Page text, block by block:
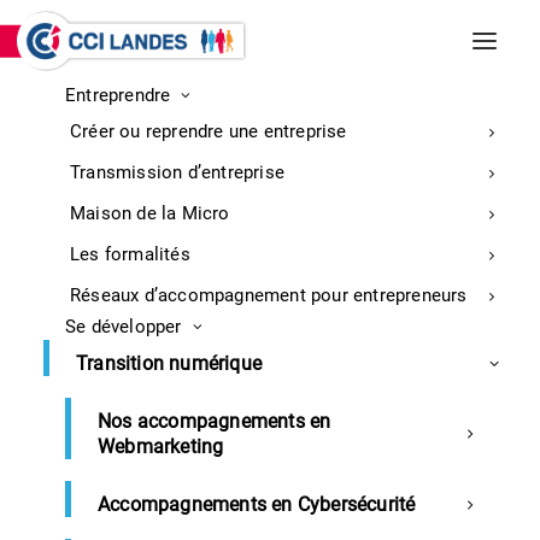
Entreprendre
Créer ou reprendre une entreprise
Transmission d’entreprise
Maison de la Micro
Les formalités
Réseaux d’accompagnement pour entrepreneurs
Se développer
Transition numérique
Nos accompagnements en
Webmarketing
Accompagnements en Cybersécurité
INCENDIES DE BISCARROSSE ET
PARENTIS-EN-BORN
informations sur la mobilisation
Trophée des commerçants